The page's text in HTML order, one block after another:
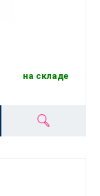
на складе